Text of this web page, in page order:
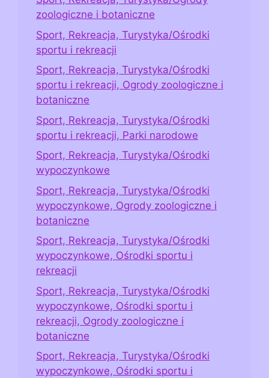
zoologiczne i botaniczne
Sport, Rekreacja, Turystyka/Ośrodki
sportu i rekreacji
Sport, Rekreacja, Turystyka/Ośrodki
sportu i rekreacji, Ogrody zoologiczne i
botaniczne
Sport, Rekreacja, Turystyka/Ośrodki
sportu i rekreacji, Parki narodowe
Sport, Rekreacja, Turystyka/Ośrodki
wypoczynkowe
Sport, Rekreacja, Turystyka/Ośrodki
wypoczynkowe, Ogrody zoologiczne i
botaniczne
Sport, Rekreacja, Turystyka/Ośrodki
wypoczynkowe, Ośrodki sportu i
rekreacji
Sport, Rekreacja, Turystyka/Ośrodki
wypoczynkowe, Ośrodki sportu i
rekreacji, Ogrody zoologiczne i
botaniczne
Sport, Rekreacja, Turystyka/Ośrodki
wypoczynkowe, Ośrodki sportu i